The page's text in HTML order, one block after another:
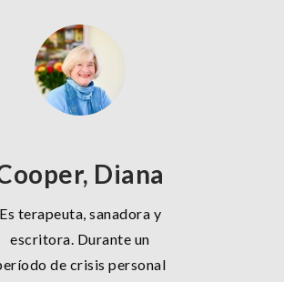
Diana
Es terapeuta, sanadora y
escritora. Durante un
de crisis personal